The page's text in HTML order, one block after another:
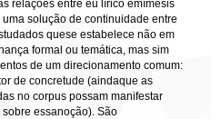
relações entre eu lírico emímesis
solução de continuidade entre
quese estabelece não em
formal ou temática, mas sim
de um direcionamento comum:
de concretude (aindaque as
no corpus possam manifestar
essanoção). São